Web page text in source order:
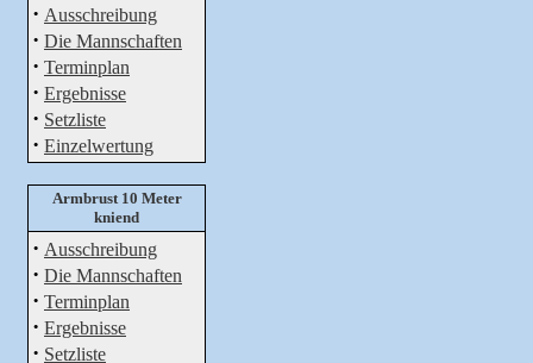
· Ausschreibung
· Die Mannschaften
· Terminplan
· Ergebnisse
· Setzliste
· Einzelwertung
Armbrust 10 Meter
kniend
· Ausschreibung
· Die Mannschaften
· Terminplan
· Ergebnisse
· Setzliste